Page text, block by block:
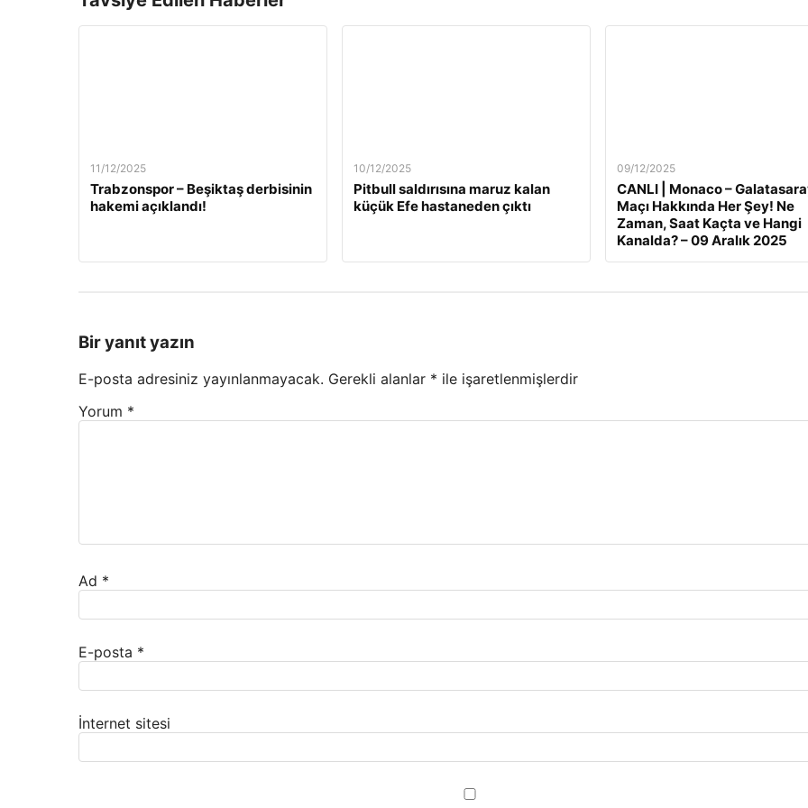
11/12/2025
Trabzonspor – Beşiktaş derbisinin
hakemi açıklandı!
10/12/2025
Pitbull saldırısına maruz kalan
küçük Efe hastaneden çıktı
09/12/2025
CANLI | Monaco –
Maçı Hakkında Her Şey! Ne
Zaman, Saat Kaçta ve Hangi
Kanalda? – 09 Aralık 2025
Bir yanıt yazın
E-posta adresiniz yayınlanmayacak. Gerekli alanlar * ile işaretlenmişlerdir
Yorum *
Ad *
E-posta *
İnternet sitesi